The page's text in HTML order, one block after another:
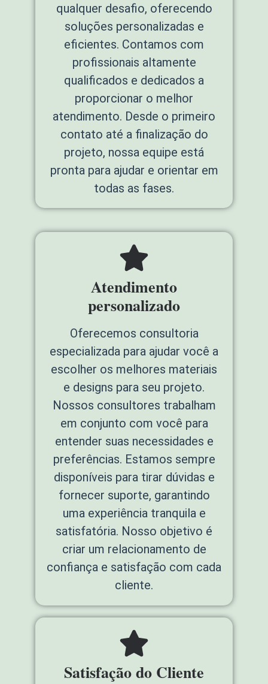
qualquer desafio, oferecendo
soluções personalizadas e
eficientes. Contamos com
profissionais altamente
qualificados e dedicados a
proporcionar o melhor
atendimento. Desde o primeiro
contato até a finalização do
projeto, nossa equipe está
pronta para ajudar e orientar em
todas as fases.
Atendimento
personalizado
Oferecemos consultoria
especializada para ajudar você a
escolher os melhores materiais
e designs para seu projeto.
Nossos consultores trabalham
em conjunto com você para
entender suas necessidades e
preferências. Estamos sempre
disponíveis para tirar dúvidas e
fornecer suporte, garantindo
uma experiência tranquila e
satisfatória. Nosso objetivo é
criar um relacionamento de
confiança e satisfação com cada
cliente.
Satisfação do Cliente